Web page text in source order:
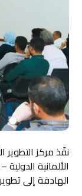
نفّذ مركز
الألمانية
الهادفة إلى